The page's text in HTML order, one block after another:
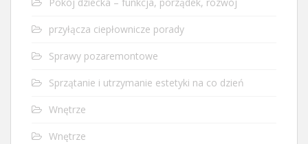
przyłącza ciepłownicze porady
Sprawy pozaremontowe
Sprzątanie i utrzymanie estetyki na co dzień
Wnętrze
Wnętrze